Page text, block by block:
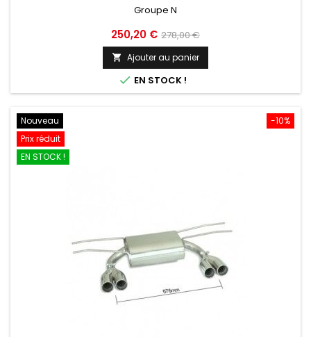
Groupe N
Prix
250,20 € Prix
de
base
278,00 €
 Ajouter au panier
 EN STOCK !
-10%
Nouveau
Prix réduit
EN STOCK !